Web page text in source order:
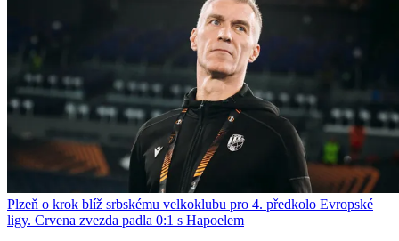
Plzeň o krok blíž srbskému velkoklubu pro 4. předkolo Evropské
ligy. Crvena zvezda padla 0:1 s Hapoelem